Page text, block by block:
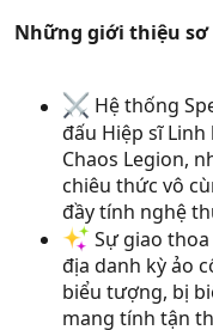
Những giới thiệu sơ
Hệ thống
đấu Hiệp sĩ
Chaos Legion,
chiêu thức vô
đầy tính nghệ
Sự giao
địa danh kỳ ảo
biểu tượng, bị
mang tính tận